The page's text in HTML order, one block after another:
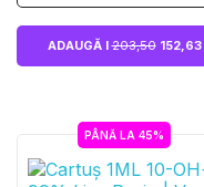
ADAUGĂ I203,50152,63
PÂNĂ LA 45%